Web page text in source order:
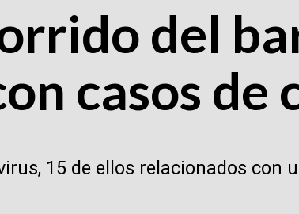
del
casos
15 de ellos relacionados